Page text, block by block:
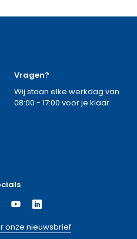
Vragen?
Wij staan elke werkdag van
08:00 - 17:00 voor je klaar.
onze nieuwsbrief